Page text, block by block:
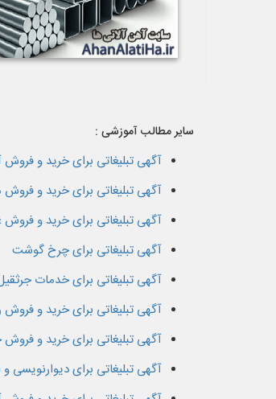
سایر مطالب آموزشی :
آگهی تبلیغاتی برای خرید و فروش
آگهی تبلیغاتی برای خرید و فروش
آگهی تبلیغاتی برای خرید و فروش
آگهی تبلیغاتی برای چرخ گوشت
آگهی تبلیغاتی برای خدمات
آگهی تبلیغاتی برای خرید و فروش
آگهی تبلیغاتی برای خرید و
آگهی تبلیغاتی برای دیوارنویسی